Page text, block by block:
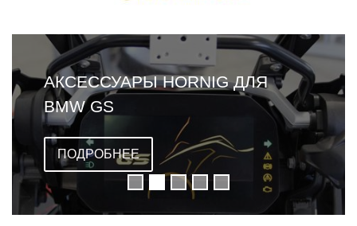
АКСЕССУАРЫ HORNIG ДЛЯ
BMW GS
ПОДРОБНЕЕ